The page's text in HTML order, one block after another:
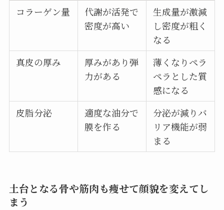
コラーゲン量
代謝が活発で
密度が高い
生成量が激減
し密度が粗く
なる
真皮の厚み
厚みがあり弾
力がある
薄くなりペラ
ペラとした質
感になる
皮脂分泌
適度な油分で
膜を作る
分泌が減りバ
リア機能が弱
まる
土台となる骨や筋肉も痩せて顔貌を変えてし
まう